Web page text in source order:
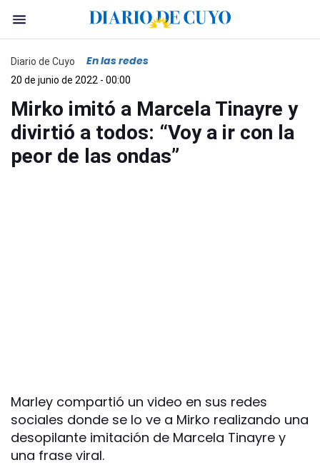
Diario de Cuyo En las redes
20 de junio de 2022 - 00:00
Mirko imitó a Marcela Tinayre y
divirtió a todos: “Voy a ir con la
peor de las ondas”
Marley compartió un video en sus redes
sociales donde se lo ve a Mirko realizando una
desopilante imitación de Marcela Tinayre y
una frase viral.